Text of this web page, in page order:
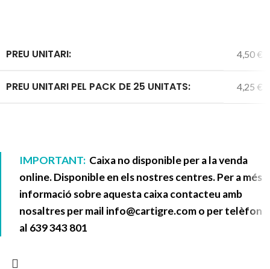
PREU UNITARI: 4,50 €
PREU UNITARI PEL PACK DE 25 UNITATS: 4,25 €
IMPORTANT: Caixa no disponible per a la venda
online. Disponible en els nostres centres. Per a més
informació sobre aquesta caixa contacteu amb
nosaltres per mail info@cartigre.como per telèfon
al 639 343 801